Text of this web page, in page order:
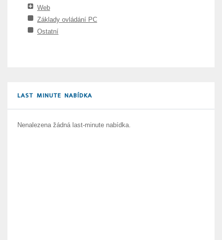
Web
Základy ovládání PC
Ostatní
LAST MINUTE NABÍDKA
Nenalezena žádná last-minute nabídka.